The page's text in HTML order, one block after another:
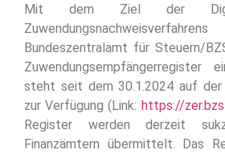
Mit dem Ziel der
Bundeszentralamt für Steuern/
Zuwendungsempfängerregister
steht seit dem 30.1.2024 auf
zur Verfügung (Link: https://
Register werden derzeit
Finanzämtern übermittelt. Das